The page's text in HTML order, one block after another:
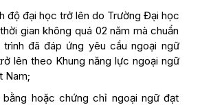
độ đại học trở lên do Trường Đại học
gian không quá 02 năm mà chuẩn
đã đáp ứng yêu cầu ngoại ngữ
lên theo Khung năng lực ngoại ngữ
Nam;
hoặc chứng chỉ ngoại ngữ đạt